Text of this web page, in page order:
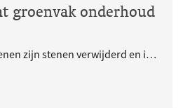
groenvak onderhoud
Om de buurt te vergroenen zijn stenen verwijderd en is een groenvak gemaakt. Bewoners onderhouden dit plantvak.